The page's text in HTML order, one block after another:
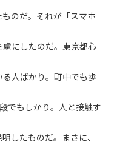
のだ。それが「スマホ
にしたのだ。東京都心
人ばかり。町中でも歩
でもしかり。人と接触す
したものだ。まさに、